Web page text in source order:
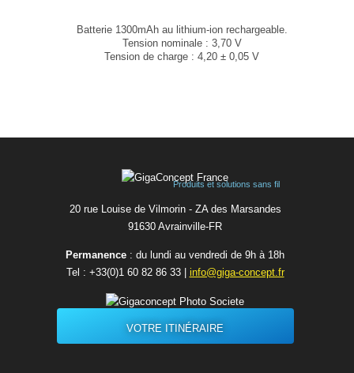
Batterie 1300mAh au lithium-ion rechargeable.
Tension nominale : 3,70 V
Tension de charge : 4,20 ± 0,05 V
Produits et solutions sans fil
20 rue Louise de Vilmorin - ZA des Marsandes
91630 Avrainvilleㅤ-ㅤFR
Permanence : du lundi au vendredi de 9h à 18h
Tel : +33(0)1 60 82 86 33| info@giga-concept.fr
VOTRE ITINÉRAIRE